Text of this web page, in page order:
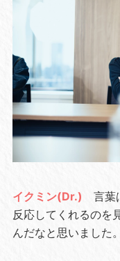
イクミン(Dr.)
言葉
反応してくれるのを
んだなと思いました。